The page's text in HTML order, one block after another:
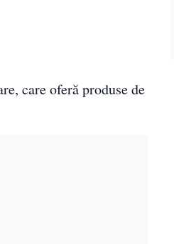
care oferă produse de